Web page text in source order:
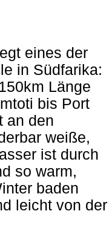
eines der
in Südfarika:
Länge
bis Port
an den
weiße,
ist durch
so warm,
baden
leicht von der